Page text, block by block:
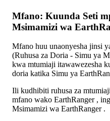
Mfano: Kuunda Seti
Msimamizi wa
Mfano huu unaonyesha jinsi
(Ruhusa za Doria - Simu ya
kwa mtumiaji itawawezesha
doria katika Simu ya
Ili kudhibiti ruhusa za mtumiaji
mfano wako EarthRanger ,
Msimamizi wa EarthRanger .